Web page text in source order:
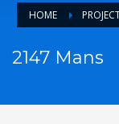
HOME
2147 Mans